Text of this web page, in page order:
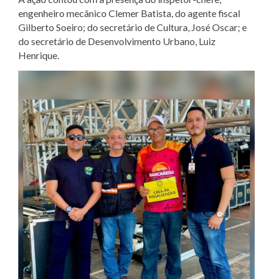
engenheiro mecânico Clemer Batista, do agente fiscal
Gilberto Soeiro; do secretário de Cultura, José Oscar; e
do secretário de Desenvolvimento Urbano, Luiz
Henrique.